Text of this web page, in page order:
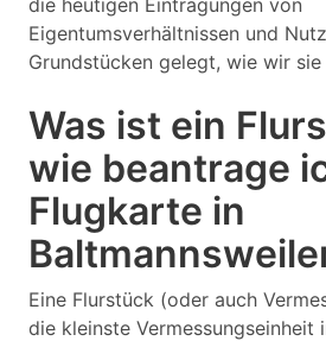
die heutigen Eintragungen von
Eigentumsverhältnissen und
Grundstücken gelegt, wie wir sie
Was ist ein
wie beantrage
Flugkarte in
Eine Flurstück (oder auch
die kleinste Vermessungseinheit